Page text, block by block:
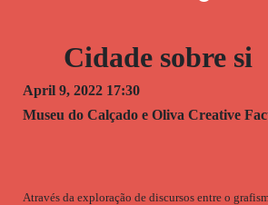
Cidade sobre si
April 9, 2022 17:30
Museu do Calçado e Oliva Creative
Através da exploração de discursos entre o